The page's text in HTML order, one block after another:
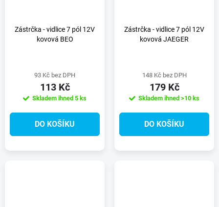
Zástrčka - vidlice 7 pól 12V
kovová BEO
93 Kč bez DPH
113 Kč
Skladem ihned 5 ks
DO KOŠÍKU
Zástrčka - vidlice 7 pól 12V
kovová JAEGER
148 Kč bez DPH
179 Kč
Skladem ihned >10 ks
DO KOŠÍKU